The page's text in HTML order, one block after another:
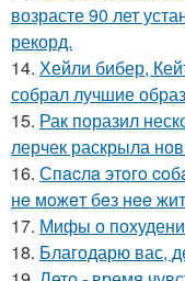
возрасте 90 лет
рекорд.
14. Хейли бибер,
собрал лучшие
15. Рак поразил
лерчек раскрыла
16. Спacлa этoгo
нe мoжeт бeз нee
17. Мифы о
18. Благодарю вас,